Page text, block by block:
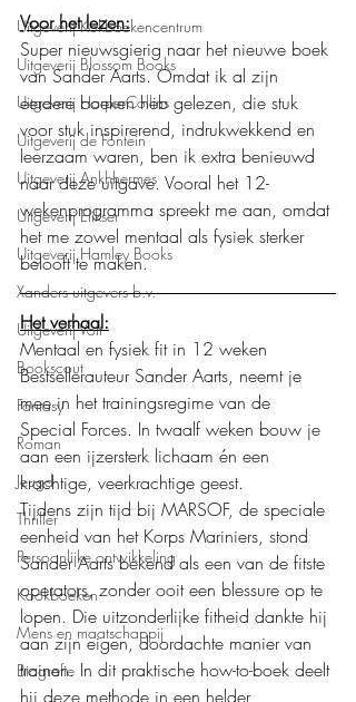
Uitgeverij Kokboekencentrum
Uitgeverij Blossom Books
Uitgeverij HarperCollins
Uitgeverij de Fontein
Uitgeverij Ankhhermes
Uitgeverij Elikser
Uitgeverij Hamley Books
Xanders uitgevers b.v.
Uitgeverij Volt
Bookscout
Fantasy
Roman
Jeugd
Thriller
Persoonlijke ontwikkeling
Kookboeken
Mens en maatschappij
Biografie
Voor het lezen:
Super nieuwsgierig naar het nieuwe boek
van Sander Aarts. Omdat ik al zijn
eerdere boeken heb gelezen, die stuk
voor stuk inspirerend, indrukwekkend en
leerzaam waren, ben ik extra benieuwd
naar deze uitgave. Vooral het 12-
wekenprogramma spreekt me aan, omdat
het me zowel mentaal als fysiek sterker
belooft te maken.
Het verhaal:
Mentaal en fysiek fit in 12 weken
Bestsellerauteur Sander Aarts, neemt je
mee in het trainingsregime van de
Special Forces. In twaalf weken bouw je
aan een ijzersterk lichaam én een
krachtige, veerkrachtige geest.
Tijdens zijn tijd bij MARSOF, de speciale
eenheid van het Korps Mariniers, stond
Sander Aarts bekend als een van de fitste
operators, zonder ooit een blessure op te
lopen. Die uitzonderlijke fitheid dankte hij
aan zijn eigen, doordachte manier van
trainen. In dit praktische how-to-boek deelt
hij deze methode in een helder